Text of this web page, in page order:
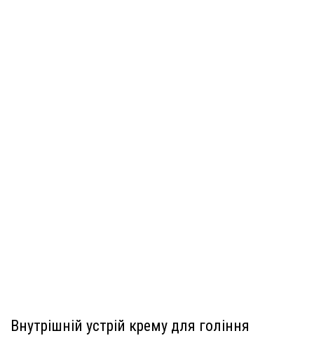
Внутрішній устрій крему для гоління